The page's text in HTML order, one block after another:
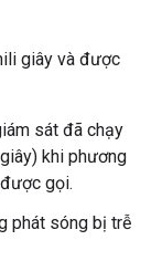
giây và được
sát đã chạy
khi phương
được gọi.
phát sóng bị trễ